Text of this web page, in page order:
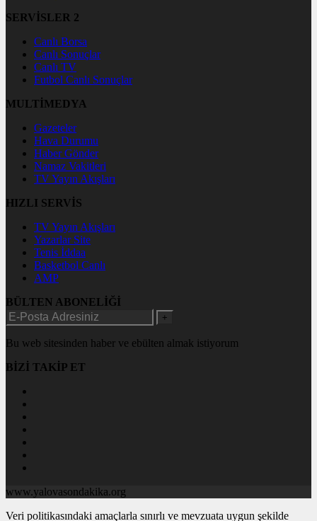
SERVİSLER 2
Canlı Borsa
Canlı Sonuçlar
Canlı TV
Futbol Canlı Sonuçlar
MULTİMEDYA
Gazeteler
Hava Durumu
Haber Gönder
Namaz Vakitleri
TV Yayın Akışları
HIZLI SERVİS
TV Yayın Akışları
Yazarlar Site
Tenis İddaa
Basketbol Canlı
AMP
BÜLTEN ABONELİĞİ
+
Bu web sitesinden haber ve ebülten almak istiyorum
BİZİ TAKİP ET
www.yalovasondakika.org
Veri politikasındaki amaçlarla sınırlı ve mevzuata uygun şekilde